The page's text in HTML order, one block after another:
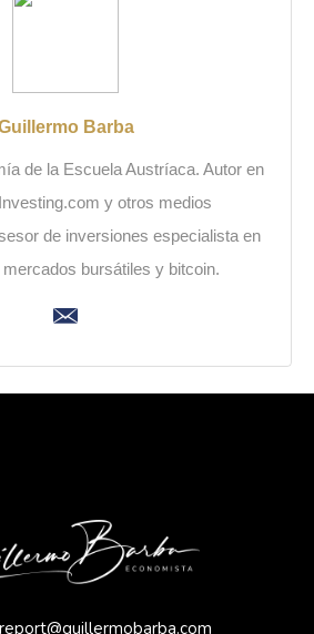
Barba
de la Escuela Austríaca. Autor en
y otros medios
de inversiones especialista en
bursátiles y bitcoin.